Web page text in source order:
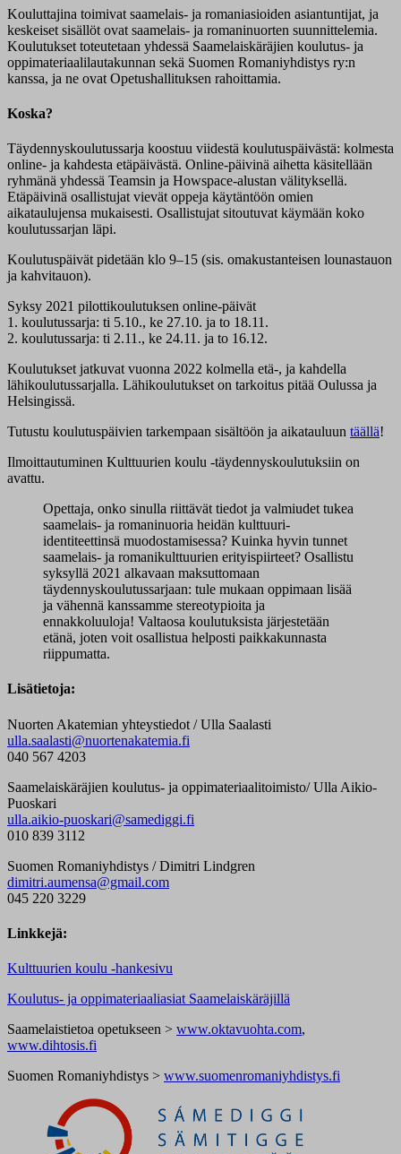
Kouluttajina toimivat saamelais- ja romaniasioiden asiantuntijat, ja
keskeiset sisällöt ovat saamelais- ja romaninuorten suunnittelemia.
Koulutukset toteutetaan yhdessä Saamelaiskäräjien koulutus- ja
oppimateriaalilautakunnan sekä Suomen Romaniyhdistys ry:n
kanssa, ja ne ovat Opetushallituksen rahoittamia.
Koska?
Täydennyskoulutussarja koostuu viidestä koulutuspäivästä: kolmesta
online- ja kahdesta etäpäivästä. Online-päivinä aihetta käsitellään
ryhmänä yhdessä Teamsin ja Howspace-alustan välityksellä.
Etäpäivinä osallistujat vievät oppeja käytäntöön omien
aikataulujensa mukaisesti. Osallistujat sitoutuvat käymään koko
koulutussarjan läpi.
Koulutuspäivät pidetään klo 9–15 (sis. omakustanteisen lounastauon
ja kahvitauon).
Syksy 2021 pilottikoulutuksen online-päivät
1. koulutussarja: ti 5.10., ke 27.10. ja to 18.11.
2. koulutussarja: ti 2.11., ke 24.11. ja to 16.12.
Koulutukset jatkuvat vuonna 2022 kolmella etä-, ja kahdella
lähikoulutussarjalla. Lähikoulutukset on tarkoitus pitää Oulussa ja
Helsingissä.
Tutustu koulutuspäivien tarkempaan sisältöön ja aikatauluun täällä!
Ilmoittautuminen Kulttuurien koulu -täydennyskoulutuksiin on
avattu.
Opettaja, onko sinulla riittävät tiedot ja valmiudet tukea
saamelais- ja romaninuoria heidän kulttuuri-
identiteettinsä muodostamisessa? Kuinka hyvin tunnet
saamelais- ja romanikulttuurien erityispiirteet? Osallistu
syksyllä 2021 alkavaan maksuttomaan
täydennyskoulutussarjaan: tule mukaan oppimaan lisää
ja vähennä kanssamme stereotypioita ja
ennakkoluuloja! Valtaosa koulutuksista järjestetään
etänä, joten voit osallistua helposti paikkakunnasta
riippumatta.
Lisätietoja:
Nuorten Akatemian yhteystiedot / Ulla Saalasti
ulla.saalasti@nuortenakatemia.fi
040 567 4203
Saamelaiskäräjien koulutus- ja oppimateriaalitoimisto/ Ulla Aikio-
Puoskari
ulla.aikio-puoskari@samediggi.fi
010 839 3112
Suomen Romaniyhdistys / Dimitri Lindgren
dimitri.aumensa@gmail.com
045 220 3229
Linkkejä:
Kulttuurien koulu -hankesivu
Koulutus- ja oppimateriaaliasiat Saamelaiskäräjillä
Saamelaistietoa opetukseen > www.oktavuohta.com,
www.dihtosis.fi
Suomen Romaniyhdistys > www.suomenromaniyhdistys.fi